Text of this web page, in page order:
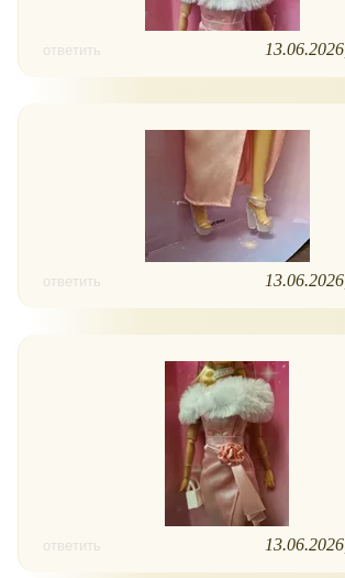
ответить 13.06.2026
ответить 13.06.2026
ответить 13.06.2026